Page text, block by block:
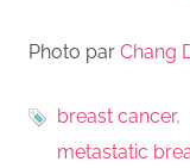
Photo par Chang
breast cancer
metastatic